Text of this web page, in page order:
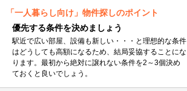
「一人暮らし向け」物件探しのポイント
優先する条件を決めましょう
駅近で広い部屋、設備も新しい・・・と理想的な条件
はどうしても高額になるため、結局妥協することにな
ります。最初から絶対に譲れない条件を2～3個決め
ておくと良いでしょう。